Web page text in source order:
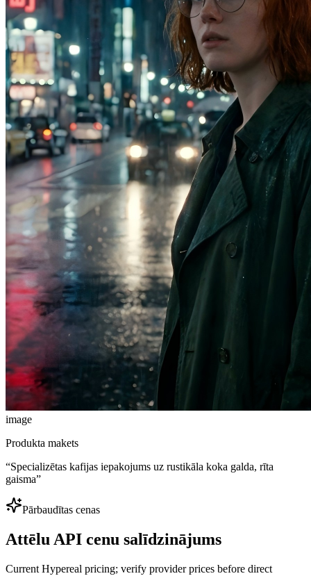
image
Produkta makets
“Specializētas kafijas iepakojums uz rustikāla koka galda, rīta
gaisma”
Pārbaudītas cenas
Attēlu API cenu salīdzinājums
Current Hypereal pricing; verify provider prices before direct